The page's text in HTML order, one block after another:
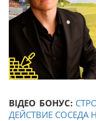
ВІДЕО БОНУС:
ДЕЙСТВИЕ СОСЕДА